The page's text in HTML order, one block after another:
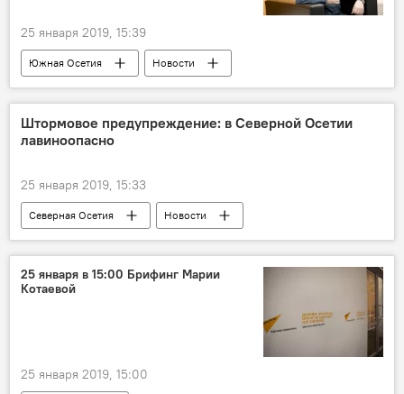
25 января 2019, 15:39
Южная Осетия
Новости
Репортажи
Пресс-центр
Штормовое предупреждение: в Северной Осетии
лавиноопасно
25 января 2019, 15:33
Северная Осетия Новости
25 января в 15:00 Брифинг Марии
Котаевой
25 января 2019, 15:00